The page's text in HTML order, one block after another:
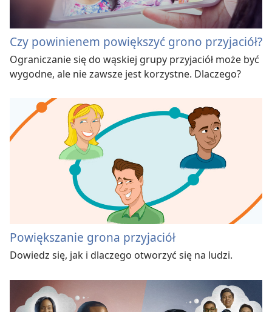
Czy powinienem powiększyć grono przyjaciół?
Ograniczanie się do wąskiej grupy przyjaciół może być
wygodne, ale nie zawsze jest korzystne. Dlaczego?
Powiększanie grona przyjaciół
Dowiedz się, jak i dlaczego otworzyć się na ludzi.